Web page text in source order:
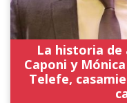
La historia
Caponi y
Telefe,